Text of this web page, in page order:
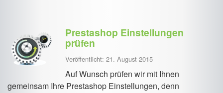
Prestashop Einstellungen
prüfen
Veröffentlicht: 21. August 2015
Auf Wunsch prüfen wir mit Ihnen
gemeinsam Ihre Prestashop Einstellungen, denn